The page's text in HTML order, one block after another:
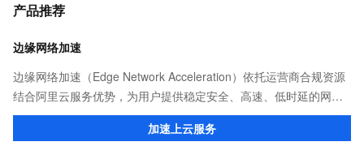
产品推荐
边缘网络加速
边缘网络加速（Edge Network Acceleration）依托运营商合规资源
结合阿里云服务优势，为用户提供稳定安全、高速、低时延的网络
传输，解决客户不同站点的连接、组网、数据安全传输、业务质量
加速上云服务